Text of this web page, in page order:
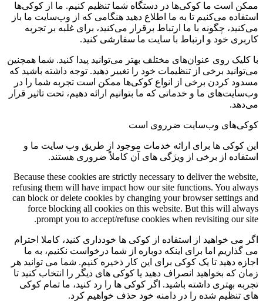
ممکن است ما کوکی‌ها در دستگاه شما تنظیم کنیم. ما از کوکی‌ها
استفاده می‌کنیم تا به ما اطلاع دهید هنگامی که از وب‌سایت ما باز
می‌کنید، چگونه با ما ارتباط برقرار می‌کنید، برای غلبه بر تجربه
کاربری خود و ارتباط با سایت ما سفارشی کنید.
با کلیک روی عنوان‌های مختلف بهتر می‌توانید پیدا کنید. شما همچنین
می‌توانید برخی از تنظیمات خود را تغییر دهید. توجه داشته باشید که
مسدود کردن برخی از انواع کوکی‌ها ممکن است تجربه شما را در
وب‌سایت‌های ما و خدماتی که ما بتوانیم ارائه دهیم، تحت تاثیر قرار
می‌دهد.
کوکی‌های وب‌سایت ضرروی است
این کوکی ها برای ارائه خدمات موجود از طریق وب سایت ما و
استفاده از برخی از ویژگی های آن کاملاً ضروری هستند.
Because these cookies are strictly necessary to deliver the website,
refusing them will have impact how our site functions. You always
can block or delete cookies by changing your browser settings and
force blocking all cookies on this website. But this will always
prompt you to accept/refuse cookies when revisiting our site.
اگر می خواهید از استفاده از کوکی ها خودداری کنید، کاملا احترام
می گذاریم اما برای اینکه دوباره از شما درخواست نکنیم، به ما
اجازه دهید تا یک کوکی برای این کار ذخیره کنیم. شما می توانید هر
زمان که بخواهید انصراف دهید یا کوکی های دیگر را انتخاب کنید تا
تجربه بهتری داشته باشید. اگر کوکی ها را رد کنید، ما تمام کوکی
های تنظیم شده را در دامنه خود حذف خواهیم کرد.